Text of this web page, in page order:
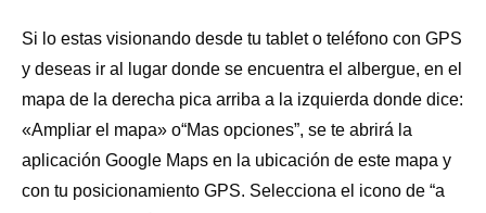
Si lo estas visionando desde tu tablet o teléfono con GPS
y deseas ir al lugar donde se encuentra el albergue, en el
mapa de la derecha pica arriba a la izquierda donde dice:
«Ampliar el mapa» o“Mas opciones”, se te abrirá la
aplicación Google Maps en la ubicación de este mapa y
con tu posicionamiento GPS. Selecciona el icono de “a